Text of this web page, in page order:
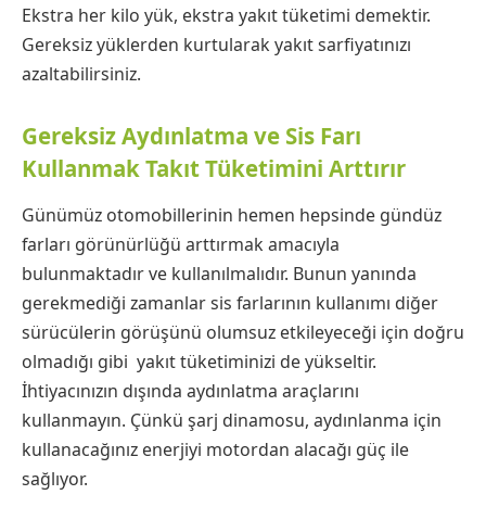
Ekstra her kilo yük, ekstra yakıt tüketimi demektir.
Gereksiz yüklerden kurtularak yakıt sarfiyatınızı
azaltabilirsiniz.
Gereksiz Aydınlatma ve Sis Farı
Kullanmak Takıt Tüketimini Arttırır
Günümüz otomobillerinin hemen hepsinde gündüz
farları görünürlüğü arttırmak amacıyla
bulunmaktadır ve kullanılmalıdır. Bunun yanında
gerekmediği zamanlar sis farlarının kullanımı diğer
sürücülerin görüşünü olumsuz etkileyeceği için doğru
olmadığı gibi yakıt tüketiminizi de yükseltir.
İhtiyacınızın dışında aydınlatma araçlarını
kullanmayın. Çünkü şarj dinamosu, aydınlanma için
kullanacağınız enerjiyi motordan alacağı güç ile
sağlıyor.